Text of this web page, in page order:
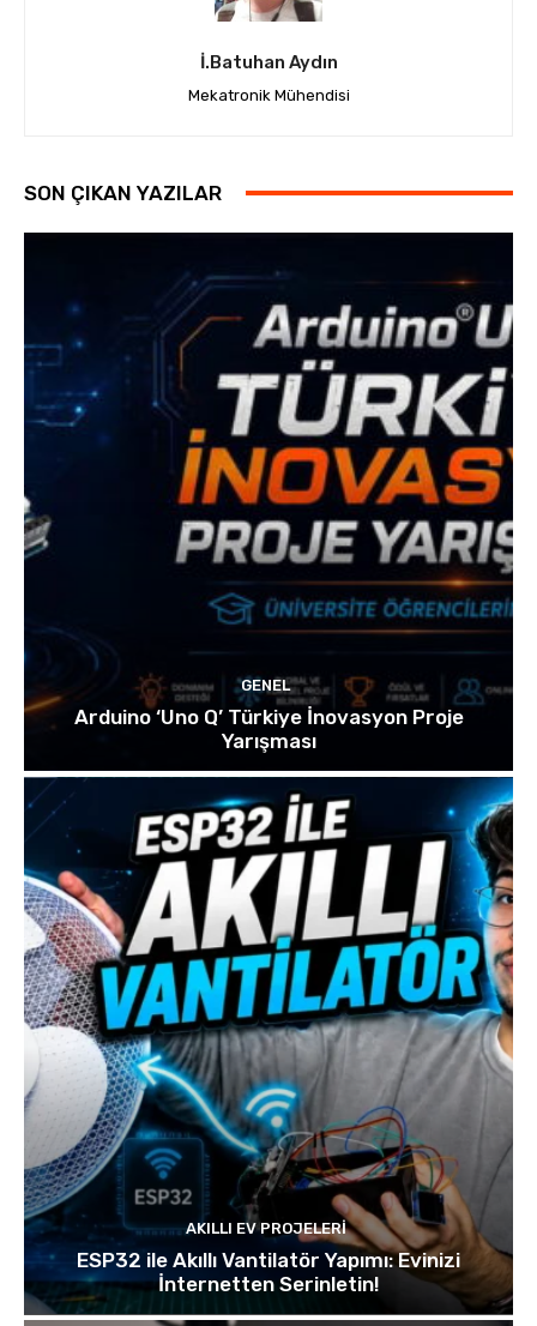
İ.Batuhan Aydın
Mekatronik Mühendisi
SON ÇIKAN YAZILAR
GENEL
Arduino ‘Uno Q’ Türkiye İnovasyon Proje
Yarışması
AKILLI EV PROJELERI
ESP32 ile Akıllı Vantilatör Yapımı: Evinizi
İnternetten Serinletin!